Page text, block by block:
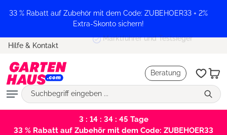
springen
33 % Rabatt auf Zubehör mit dem Code: ZUBEHOER33 + 2%
Extra-Skonto sichern!
Hilfe & Kontakt
Beratung
3 : 14 : 34 : 44 Tage
33 % Rabatt auf Zubehör mit dem Code: ZUBEHOER33